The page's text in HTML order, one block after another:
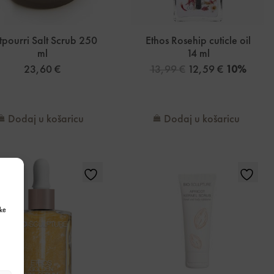
Salt Scrub 250
ml
23,60€
Dodaj u košaricu
Ethos Rosehip cuticle oil
14 ml
13,99€ 12,59 € 10%
Dodaj u košaricu